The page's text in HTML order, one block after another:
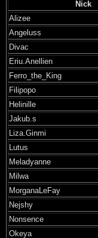
Nick
Alizee
Angeluss
Divac
Eriu.Anellien
Ferro_the_King
Filipopo
Helinille
Jakub.s
Liza.Ginmi
Lutus
Meladyanne
Milwa
MorganaLeFay
Nejshy
Nonsence
Okeya